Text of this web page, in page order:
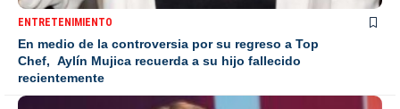
ENTRETENIMIENTO
En medio de la controversia por su regreso a Top
Chef, Aylín Mujica recuerda a su hijo fallecido
recientemente